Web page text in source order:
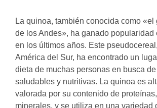
La quinoa, también conocida como «el
de los Andes», ha ganado popularidad
en los últimos años. Este
América del Sur, ha encontrado un
dieta de muchas personas en busca
saludables y nutritivas. La quinoa es
valorada por su contenido de
minerales, y se utiliza en una variedad